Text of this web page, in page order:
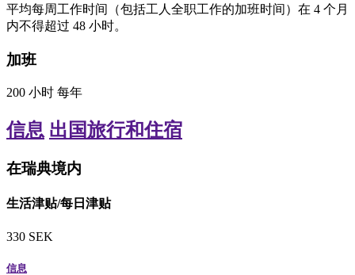
平均每周工作时间（包括工人全职工作的加班时间）在 4 个月
内不得超过 48 小时。
加班
200 小时 每年
信息 出国旅行和住宿
在瑞典境内
生活津贴/每日津贴
330 SEK
信息